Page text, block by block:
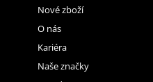
Nové zboží
O nás
Kariéra
Naše značky